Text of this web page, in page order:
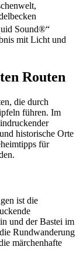
Sound®“
mit Licht und
Routen
die durch
führen. Im
historische Orte
für
ist die
und der Bastei im
Rundwanderung
märchenhafte